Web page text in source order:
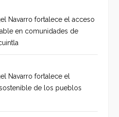
Navarro fortalece el acceso
en comunidades de
Navarro fortalece el
de los pueblos